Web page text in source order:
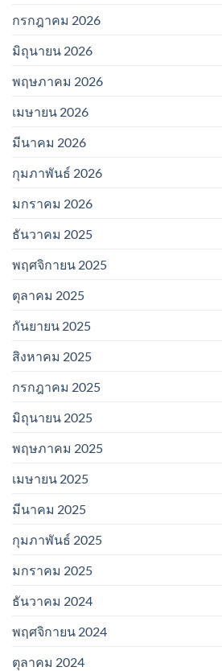
กรกฎาคม 2026
มิถุนายน 2026
พฤษภาคม 2026
เมษายน 2026
มีนาคม 2026
กุมภาพันธ์ 2026
มกราคม 2026
ธันวาคม 2025
พฤศจิกายน 2025
ตุลาคม 2025
กันยายน 2025
สิงหาคม 2025
กรกฎาคม 2025
มิถุนายน 2025
พฤษภาคม 2025
เมษายน 2025
มีนาคม 2025
กุมภาพันธ์ 2025
มกราคม 2025
ธันวาคม 2024
พฤศจิกายน 2024
ตุลาคม 2024